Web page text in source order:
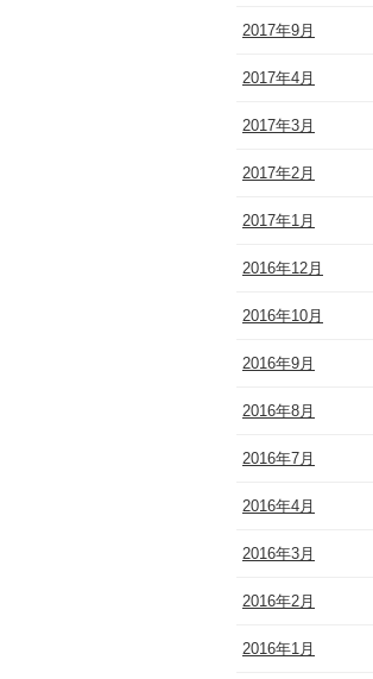
2017年9月
2017年4月
2017年3月
2017年2月
2017年1月
2016年12月
2016年10月
2016年9月
2016年8月
2016年7月
2016年4月
2016年3月
2016年2月
2016年1月